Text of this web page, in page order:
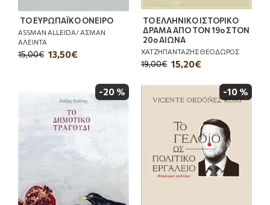
ΤΟ ΕΥΡΩΠΑΪΚΟ ΟΝΕΙΡΟ
ASSMAN ALLEIDA/ ΑΣΜΑΝ
ΑΛΕΙΝΤΑ
13,50€
15,00€
ΤΟ ΕΛΛΗΝΙΚΟ ΙΣΤΟΡΙΚΟ
ΔΡΑΜΑ ΑΠΟ ΤΟΝ 19ο ΣΤΟΝ
20ο ΑΙΩΝΑ
ΧΑΤΖΗΠΑΝΤΑΖΗΣ ΘΕΟΔΩΡΟΣ
15,20€
19,00€
-20 % -10 %